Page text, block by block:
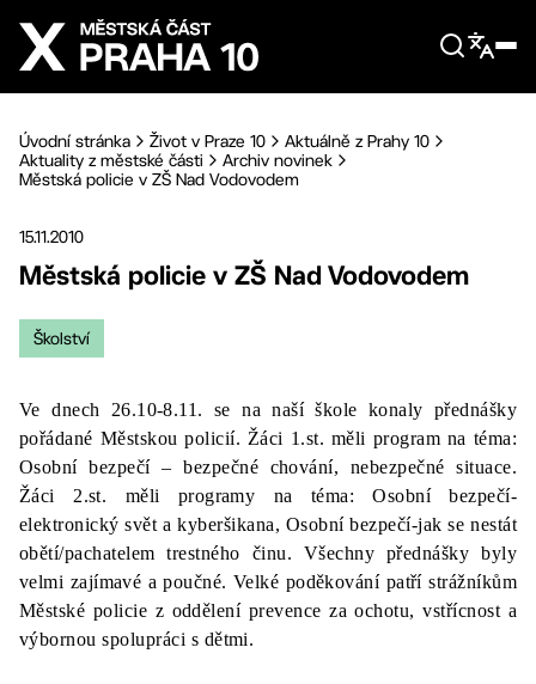
Přejít na hlavní obsah
Úvodní stránka Život v Praze 10
Aktuálně z Prahy 10
Aktuality z městské části
Archiv novinek
Městská policie v ZŠ Nad Vodovodem
15.11.2010
Městská policie v ZŠ Nad Vodovodem
Školství
Ve dnech 26.10-8.11. se na naší škole konaly přednášky
pořádané Městskou policií. Žáci 1.st. měli program na téma:
Osobní bezpečí – bezpečné chování, nebezpečné situace.
Žáci 2.st. měli programy na téma: Osobní bezpečí-
elektronický svět a kyberšikana, Osobní bezpečí-jak se nestát
obětí/pachatelem trestného činu. Všechny přednášky byly
velmi zajímavé a poučné. Velké poděkování patří strážníkům
Městské policie z oddělení prevence za ochotu, vstřícnost a
výbornou spolupráci s dětmi.